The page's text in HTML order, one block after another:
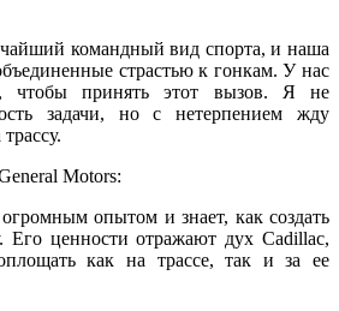
командный вид спорта, и наша
страстью к гонкам. У нас
чтобы принять этот вызов. Я не
задачи, но с нетерпением жду
Motors:
опытом и знает, как создать
Его ценности отражают дух Cadillac,
как на трассе, так и за ее